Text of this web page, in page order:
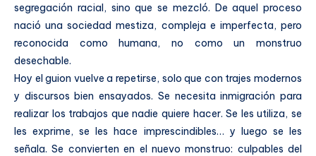
segregación racial, sino que se mezcló. De aquel proceso
nació una sociedad mestiza, compleja e imperfecta, pero
reconocida como humana, no como un monstruo
desechable.
Hoy el guion vuelve a repetirse, solo que con trajes modernos
y discursos bien ensayados. Se necesita inmigración para
realizar los trabajos que nadie quiere hacer. Se les utiliza, se
les exprime, se les hace imprescindibles… y luego se les
señala. Se convierten en el nuevo monstruo: culpables del